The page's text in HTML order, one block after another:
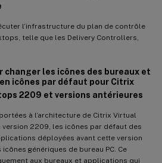
l’infrastructure du plan de contrôle
telle que les Delivery Controllers,
changer les icônes des bureaux et
icônes par défaut pour Citrix
2209 et versions antérieures
à l’architecture de Citrix Virtual
2209, les icônes par défaut des
déployées avant cette version
génériques de bureau PC. Ce
aux bureaux et applications qui